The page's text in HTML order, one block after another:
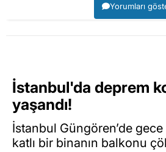
Yorumları
İstanbul'da deprem
yaşandı!
İstanbul Güngören’de
katlı bir binanın balkonu